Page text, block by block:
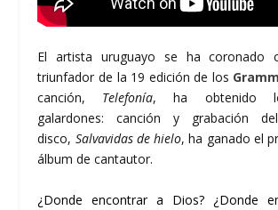
El artista uruguayo se ha coronado
triunfador de la 19 edición de los
canción, Telefonía, ha obtenido
galardones: canción y grabación
disco, Salvavidas de hielo, ha ganado el
álbum de cantautor.
¿Donde encontrar a Dios? ¿Donde